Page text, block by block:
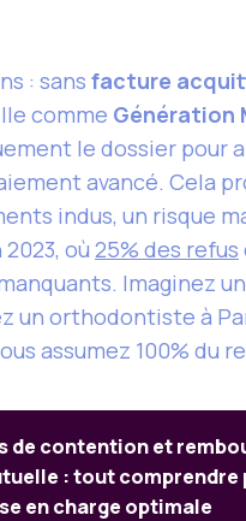
: sans facture
comme Génération
le dossier pour
avancé. Cela
indus, un risque
2023, où 25% des refus
Imaginez
un orthodontiste à
assumez 100% du
de contention et
: tout comprendre
en charge optimale